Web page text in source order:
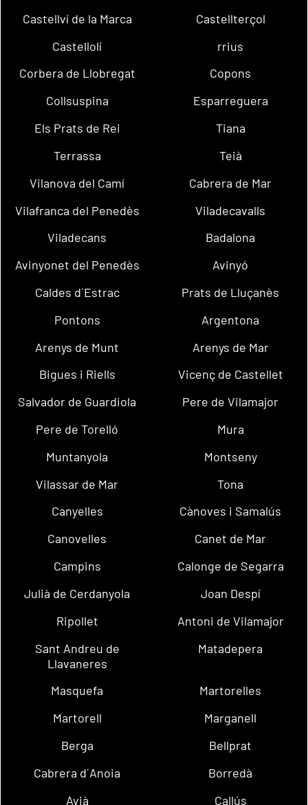
Castellví de la Marca
Castellterçol
Castellolí
rrius
Corbera de Llobregat
Copons
Collsuspina
Esparreguera
Els Prats de Rei
Tiana
Terrassa
Teià
Vilanova del Camí
Cabrera de Mar
Vilafranca del Penedès
Viladecavalls
Viladecans
Badalona
Avinyonet del Penedès
Avinyó
Caldes d´Estrac
Prats de Lluçanès
Pontons
Argentona
Arenys de Munt
Arenys de Mar
Bigues i Riells
Vicenç de Castellet
Salvador de Guardiola
Pere de Vilamajor
Pere de Torelló
Mura
Muntanyola
Montseny
Vilassar de Mar
Tona
Canyelles
Cànoves i Samalús
Canovelles
Canet de Mar
Campins
Calonge de Segarra
Julià de Cerdanyola
Joan Despí
Ripollet
Antoni de Vilamajor
Sant Andreu de
Llavaneres
Matadepera
Masquefa
Martorelles
Martorell
Marganell
Berga
Bellprat
Cabrera d´Anoia
Borredà
Avià
Callús